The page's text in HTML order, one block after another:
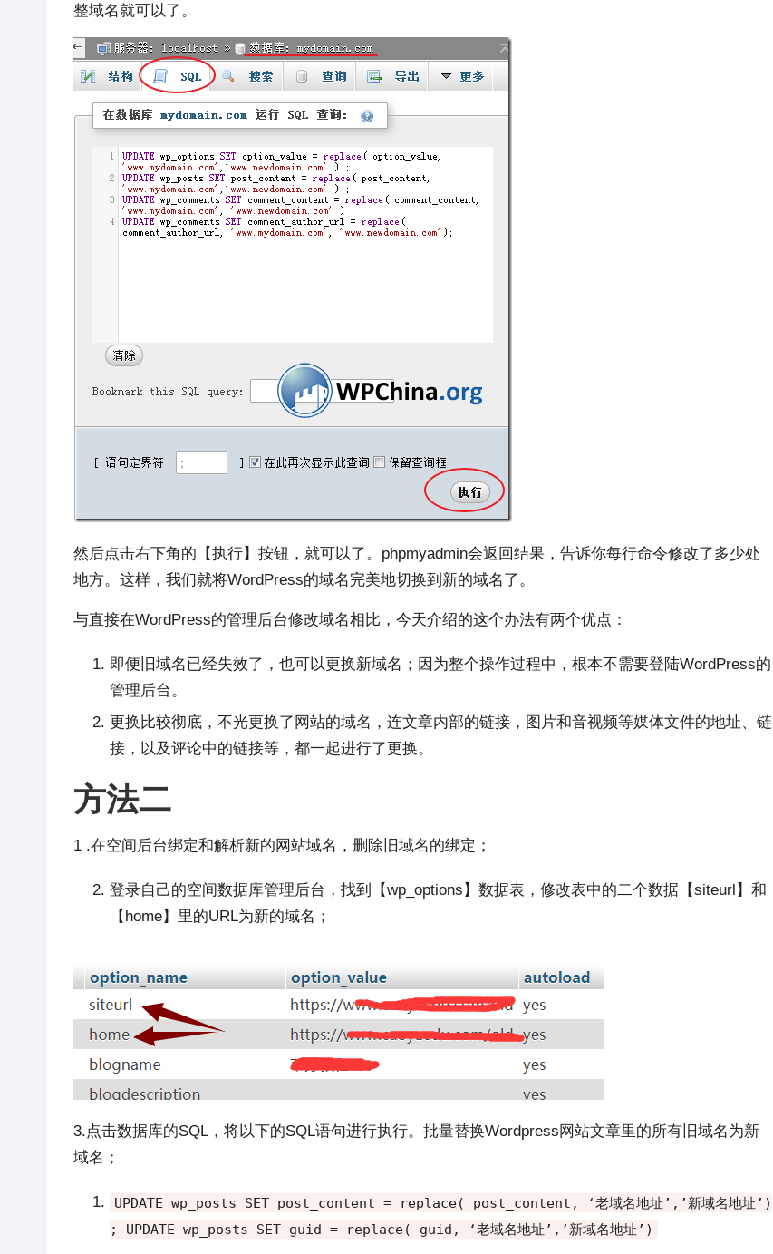
整域名就可以了。
然后点击右下角的【执行】按钮，就可以了。phpmyadmin会返回结果，告诉你每行命令修改了多少处
地方。这样，我们就将WordPress的域名完美地切换到新的域名了。
与直接在WordPress的管理后台修改域名相比，今天介绍的这个办法有两个优点：
即便旧域名已经失效了，也可以更换新域名；因为整个操作过程中，根本不需要登陆WordPress的
管理后台。
更换比较彻底，不光更换了网站的域名，连文章内部的链接，图片和音视频等媒体文件的地址、链
接，以及评论中的链接等，都一起进行了更换。
方法二
1 .在空间后台绑定和解析新的网站域名，删除旧域名的绑定；
登录自己的空间数据库管理后台，找到【wp_options】数据表，修改表中的二个数据【siteurl】和
【home】里的URL为新的域名；
3.点击数据库的SQL，将以下的SQL语句进行执行。批量替换Wordpress网站文章里的所有旧域名为新
域名；
UPDATE wp_posts SET post_content =replace( post_content ,
‘老域名地址’,’新域名地址’)
;
UPDATE wp_posts SET guid = replace( guid , ‘老域名地址’,’新域名地址’)